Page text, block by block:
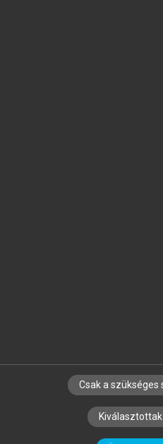
SZERZŐKNEK
SZERKESZTÉSI ÉS
Csak a